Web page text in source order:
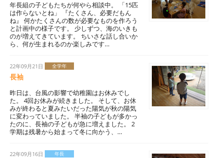
年長組の子どもたちが何やら相談中。 「15匹
は作らないとね」 『たくさん、必要だもん
ね』 何かたくさんの数が必要なものを作ろう
と計画中の様子です。 少しずつ、海のいきも
のが増えてきています。 ちいさな話し合いか
ら、何が生まれるのか楽しみです…
22年09月21日 全学年
長袖
昨日は、台風の影響で幼稚園はお休みでし
た。 4回お休みが続きました。 そして、お休
みが終わると夏みたいだった陽気が秋の陽気
に変わっていました。 半袖の子どもが多かっ
たのに、長袖の子どもが急に増えました。 2
学期は残暑から始まって冬に向かう、…
22年09月16日 年長